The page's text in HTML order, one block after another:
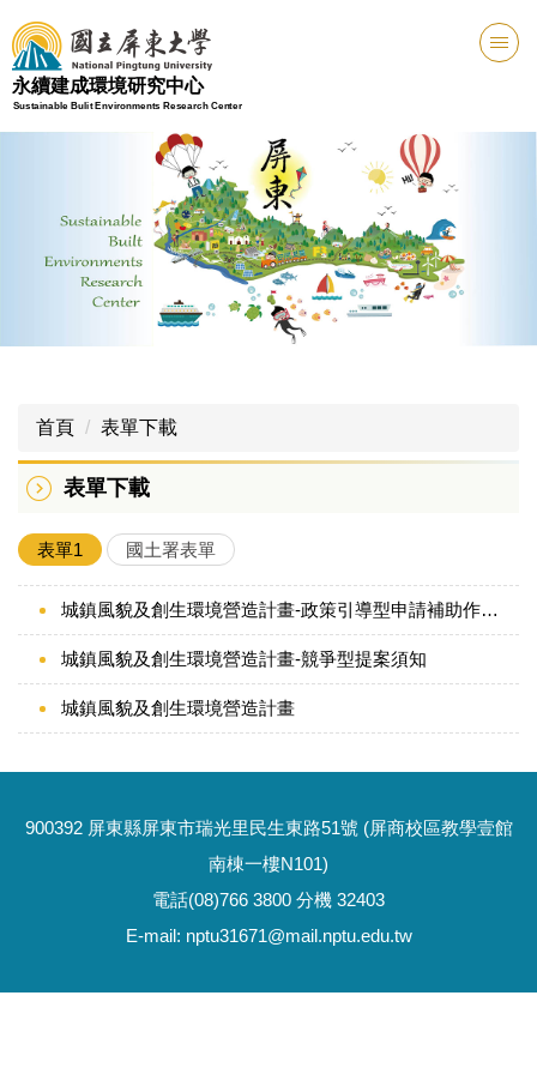
跳
到
主
要
內
永續建成環境研究中心
Sustainable Bulit Environments Research Center
首頁 表單下載
表單下載
表單1 國土署表單
城鎮風貌及創生環境營造計畫-政策引導型申請補助作業須知
城鎮風貌及創生環境營造計畫-競爭型提案須知
城鎮風貌及創生環境營造計畫
900392 屏東縣屏東市瑞光里民生東路51號 (屏商校區教學壹館
南棟一樓N101)
電話(08)766 3800 分機 32403
E-mail: nptu31671@mail.nptu.edu.tw